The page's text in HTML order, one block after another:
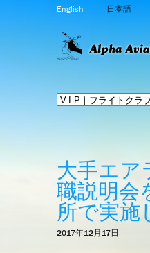
English 日本語
大手エア
職説明会
所で実施
2017年12月17日